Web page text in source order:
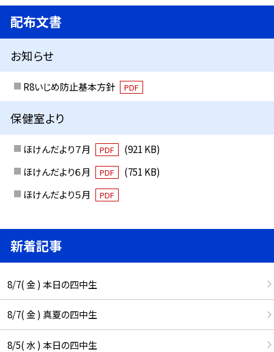
配布文書
お知らせ
R8いじめ防止基本方針 PDF
保健室より
ほけんだより７月 PDF
(921 KB)
ほけんだより６月
PDF
(751 KB)
ほけんだより５月
PDF
新着記事
8/7( 金 ) 本日の四中生
8/7( 金 ) 真夏の四中生
8/5( 水 ) 本日の四中生